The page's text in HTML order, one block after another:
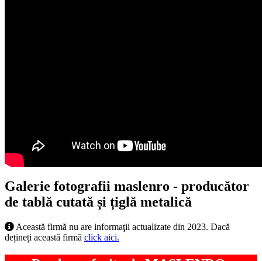
Galerie fotografii maslenro - producător
de tablă cutată și țiglă metalică
Această firmă nu are informaţii actualizate din 2023. Dacă
dețineți această firmă click aici.